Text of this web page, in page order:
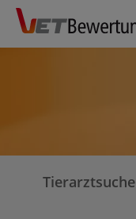
Skip
content
Tierarztsuche